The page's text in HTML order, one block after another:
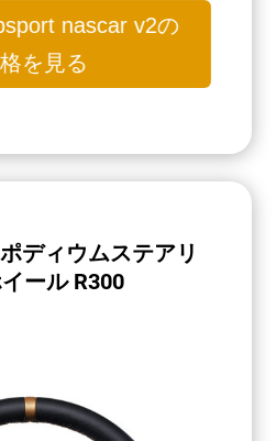
nascar v2の
を見る
ディウムステアリ
ール R300